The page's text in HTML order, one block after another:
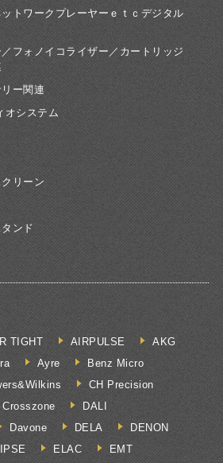
トワークプレーヤーｅｔｃデジタル
フォノイコライザー／カートリッジ
ー関連
オシステム
リーン
ンド
TIGHT AIRPULSE
AKG
Ayre
Benz Micro
CH Precision
Crosszone
DALI
Davone DELA
DENON
ELAC
EMT